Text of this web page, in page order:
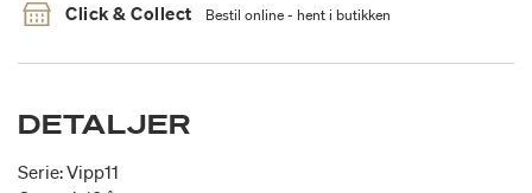
Click & Collect Bestil online - hent i butikken
DETALJER
Serie: Vipp11